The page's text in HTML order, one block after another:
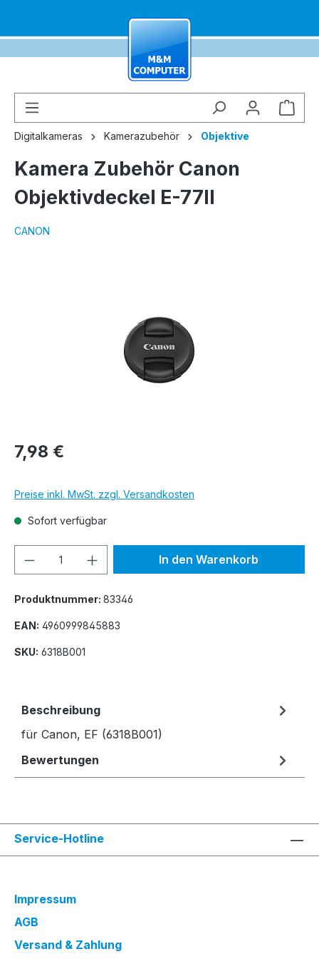
Digitalkameras Kamerazubehör Objektive
Kamera Zubehör Canon
Objektivdeckel E-77II
CANON
7,98 €
Preise inkl. MwSt. zzgl. Versandkosten
Sofort verfügbar
Produkt Anzahl: Gib denIn den Warenkorb
Produktnummer: 83346
EAN: 4960999845883
SKU: 6318B001
Beschreibung
für Canon, EF (6318B001)
Bewertungen
Service-Hotline
Impressum
AGB
Versand & Zahlung